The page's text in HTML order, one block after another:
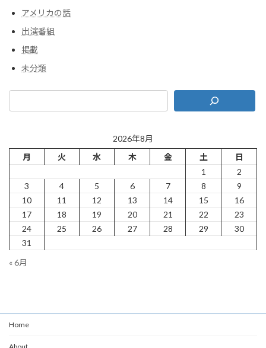
アメリカの話
出演番組
掲載
未分類
2026年8月
月
火 水 木 金 土
日
1
2
3
4 5 6 7 8
9
10
11 12 13 14 15
16
17
18 19 20 21 22
23
24
25 26 27 28 29
30
31
« 6月
Home